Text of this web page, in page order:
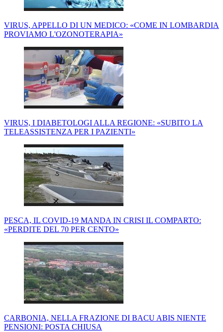
VIRUS, APPELLO DI UN MEDICO: «COME IN LOMBARDIA
PROVIAMO L'OZONOTERAPIA»
VIRUS, I DIABETOLOGI ALLA REGIONE: «SUBITO LA
TELEASSISTENZA PER I PAZIENTI»
PESCA, IL COVID-19 MANDA IN CRISI IL COMPARTO:
«PERDITE DEL 70 PER CENTO»
CARBONIA, NELLA FRAZIONE DI BACU ABIS NIENTE
PENSIONI: POSTA CHIUSA